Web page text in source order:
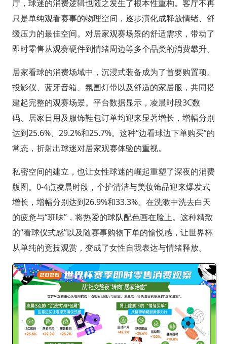
厅，球迷的消费逻辑也随之发生了根本性重构。客厅不再
只是单纯观看赛事的物理空间，逐步演化成释放情绪、舒
缓压力的最佳空间。对居家观赛场景的舒适需求，带动了
即时零售从观赛硬件到情绪周边等多个品类的消费攀升。
居家看球的消费场域中，沉浸式装备成为了首要购置项。
投影仪、蓝牙音箱、氛围灯带以及舒适的家居服，共同搭
建起完整的观赛场景。平台数据显示，凌晨时段3C数
码、居家日用及服饰鞋包订单均迎来显著增长，增幅分别
达到25.6%、29.2%和25.7%。这种“边看球边下单购买”的
常态，折射出球迷对居家观赛体验的重视。
私密空间的建立，也让女性球迷的崛起重塑了深夜的消费
版图。0-4点凌晨时段，个护清洁与美妆饰品迎来爆发式
增长，增幅分别达到26.9%和33.3%。在洗漱中洗去白天
的疲惫与“班味”，将热爱的球队配色画在脸上。这种精致
的“看球仪式感”以及随赛事购物下单的愉悦感，让世界杯
从单纯的竞技观赏，变成了女性自我表达与情绪释放。